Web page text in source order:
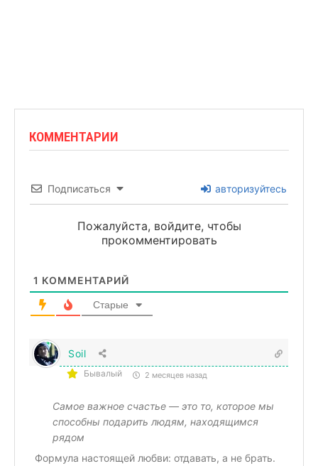
КОММЕНТАРИИ
Подписаться авторизуйтесь
Пожалуйста, войдите, чтобы
прокомментировать
1 КОММЕНТАРИЙ
Старые
Soil
Бывалый 2 месяцев назад
Самое важное счастье — это то, которое мы
способны подарить людям, находящимся
рядом
Формула настоящей любви: отдавать, а не брать.